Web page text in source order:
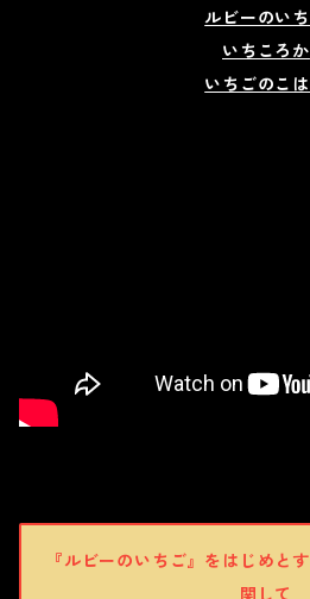
ルビーのい
いちころか
いちごのこは
『ルビーのいちご』をはじめと
関して